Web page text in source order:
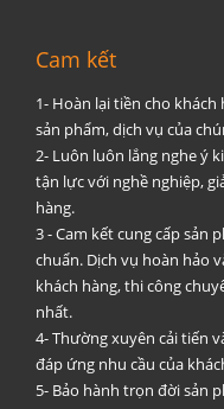
Cam kết
1- Hoàn lại tiền cho
sản phẩm, dịch vụ của
2- Luôn luôn lắng nghe ý
tận lực với nghề nghiệp,
hàng.
3 - Cam kết cung cấp sản
chuẩn. Dịch vụ hoàn hảo
khách hàng, thi công
nhất.
4- Thường xuyên cải tiến
đáp ứng nhu cầu của
5- Bảo hành trọn đời sản